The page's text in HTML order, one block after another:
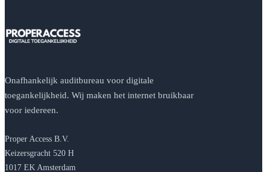
Onafhankelijk auditbureau voor digitale
toegankelijkheid. Wij maken het internet bruikbaar
voor iedereen.
Proper Access B.V.
Keizersgracht 520 H
1017 EK Amsterdam